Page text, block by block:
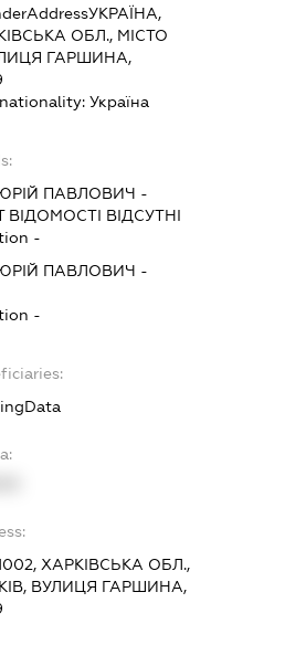
УКРАЇНА,
ОБЛ., МІСТО
ГАРШИНА,
Україна
ПАВЛОВИЧ -
ВІДОМОСТІ ВІДСУТНІ
-
ПАВЛОВИЧ -
-
ХАРКІВСЬКА ОБЛ.,
ВУЛИЦЯ ГАРШИНА,